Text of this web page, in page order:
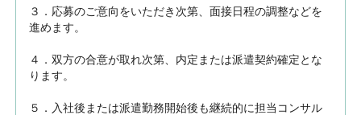
３．応募のご意向をいただき次第、面接日程の調整などを
進めます。
４．双方の合意が取れ次第、内定または派遣契約確定とな
ります。
５．入社後または派遣勤務開始後も継続的に担当コンサル